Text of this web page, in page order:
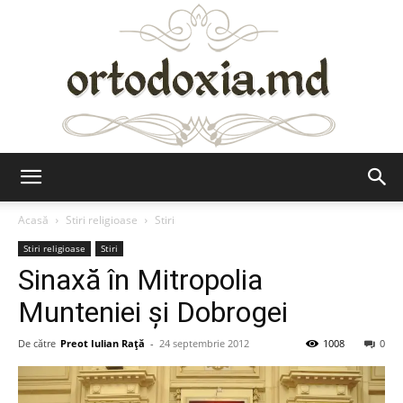
Acasă
Stiri religioase Stiri
Stiri religioase Stiri
Sinaxă în Mitropolia
Munteniei şi Dobrogei
De către Preot Iulian Raţă - 24 septembrie 2012 0
1008